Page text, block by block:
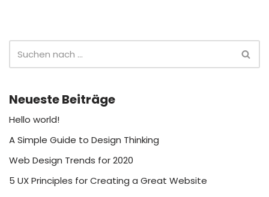
Neueste Beiträge
Hello world!
A Simple Guide to Design Thinking
Web Design Trends for 2020
5 UX Principles for Creating a Great Website